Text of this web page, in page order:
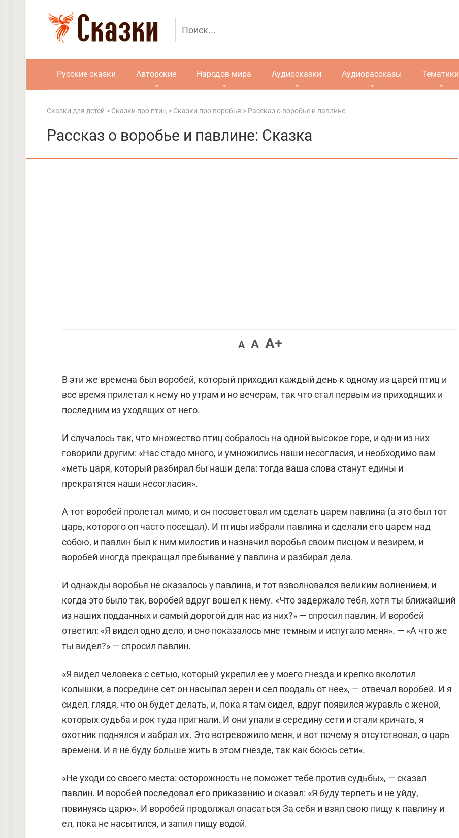
Русские сказки Авторские Народов мира Аудиосказки Аудиорассказы Тематики
Сказки для детей > Сказки про птиц > Сказки про воробья > Рассказ о воробье и павлине
Рассказ о воробье и павлине: Сказка
AУменьшить
AВернуть
A+Увеличить
В эти же времена был воробей, который приходил каждый день к одному из царей птиц и
все время прилетал к нему но утрам и но вечерам, так что стал первым из приходящих и
последним из уходящих от него.
И случалось так, что множество птиц собралось на одной высокое горе, и одни из них
говорили другим: «Нас стадо много, и умножились наши несогласия, и необходимо вам
«меть царя, который разбирал бы наши дела: тогда ваша слова станут едины и
прекратятся наши несогласия».
А тот воробей пролетал мимо, и он посоветовал им сделать царем павлина (а это был тот
царь, которого оп часто посещал). И птицы избрали павлина и сделали его царем над
собою, и павлин был к ним милостив и назначил воробья своим писцом и везирем, и
воробей иногда прекращал пребывание у павлина и разбирал дела.
И однажды воробья не оказалось у павлина, и тот взволновался великим волнением, и
когда это было так, воробей вдруг вошел к нему. «Что задержало тебя, хотя ты ближайший
из наших подданных и самый дорогой для нас из них?» — спросил павлин. И воробей
ответил: «Я видел одно дело, и оно показалось мне темным и испугало меня». — «А что же
ты видел?» — спросил павлин.
«Я видел человека с сетью, который укрепил ее у моего гнезда и крепко вколотил
колышки, а посредине сет он насыпал зерен и сел поодаль от нее», — отвечал воробей. И я
сидел, глядя, что он будет делать, и, пока я там сидел, вдруг появился журавль с женой,
которых судьба и рок туда пригнали. И они упали в середину сети и стали кричать, я
охотник поднялся и забрал их. Это встревожило меня, и вот почему я отсутствовал, о царь
времени. И я не буду больше жить в этом гнезде, так как боюсь сети«.
«Не уходи со своего места: осторожность не поможет тебе против судьбы», — сказал
павлин. И воробей последовал его приказанию и сказал: «Я буду терпеть и не уйду,
повинуясь царю». И воробей продолжал опасаться За себя и взял свою пищу к павлину и
ел, пока не насытился, и запил пищу водой.